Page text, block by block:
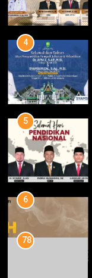
4
5
6
78